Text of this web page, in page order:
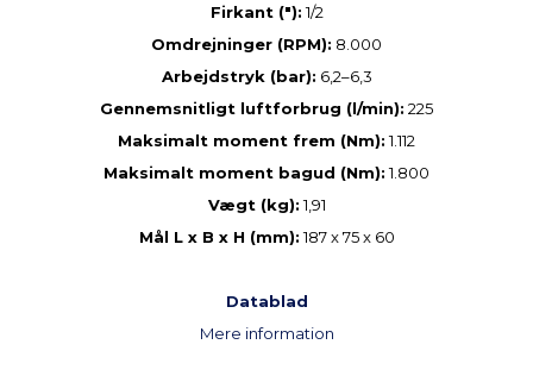
Firkant ("):1/2
Omdrejninger (RPM): 8.000
Arbejdstryk (bar): 6,2–6,3
Gennemsnitligt luftforbrug (l/min): 225
Maksimalt moment frem (Nm):1.112
Maksimalt moment bagud (Nm):1.800
Vægt (kg):1,91
Mål L x B x H (mm):187 x 75 x 60
Datablad
Mere information